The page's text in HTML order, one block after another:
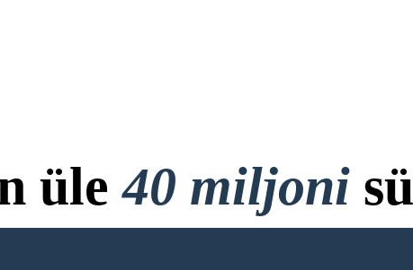
üle40 miljoni
Allalaadimist,